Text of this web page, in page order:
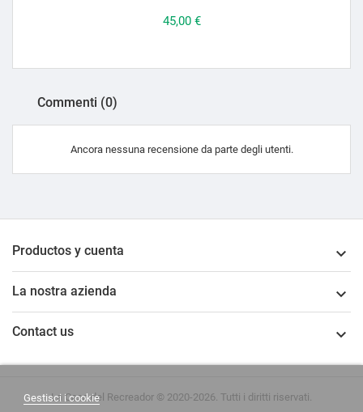
Prezzo
45,00 €
Commenti (0)
Ancora nessuna recensione da parte degli utenti.
Productos y cuenta 
La nostra azienda 
Contact us 
Gestisci i cookie
La Casa del Recreador © 2020-2026. Tutti i diritti riservati.